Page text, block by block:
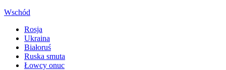
Wschód
Rosja
Ukraina
Białoruś
Ruska smuta
Łowcy onuc